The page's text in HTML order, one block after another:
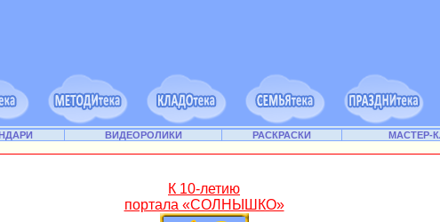
ВИДЕОРОЛИКИ РАСКРАСКИ МАСТЕР-
К 10-летию
портала «СОЛНЫШКО»